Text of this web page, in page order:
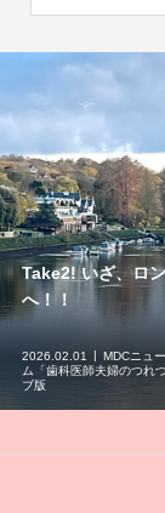
Take2! いざ、ロ
へ！！
2026.02.01
MDCニュ
ム「歯科医師夫婦のつれ
ブ版